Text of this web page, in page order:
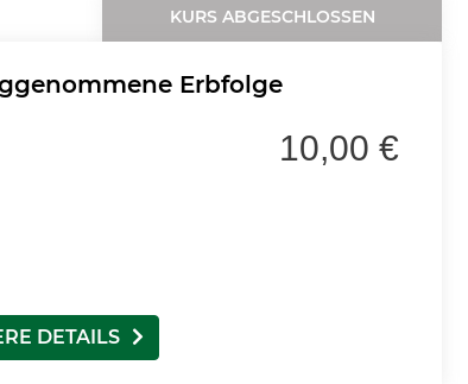
KURS ABGESCHLOSSEN
Erbfolge
10,00 €
DETAILS